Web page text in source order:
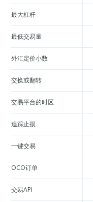
最大杠杆
最低交易量
外汇定价小数
交换或翻转
交易平台的时区
追踪止损
一键交易
OCO订单
交易API